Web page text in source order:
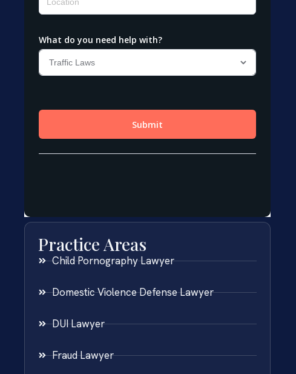
Practice Areas
Child Pornography Lawyer
Domestic Violence Defense Lawyer
DUI Lawyer
Fraud Lawyer